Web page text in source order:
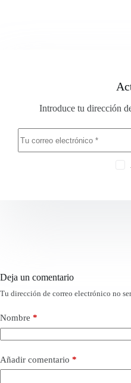
Introduce tu dirección
Deja un comentario
Tu dirección de correo electrónico no
Nombre *
Añadir comentario *